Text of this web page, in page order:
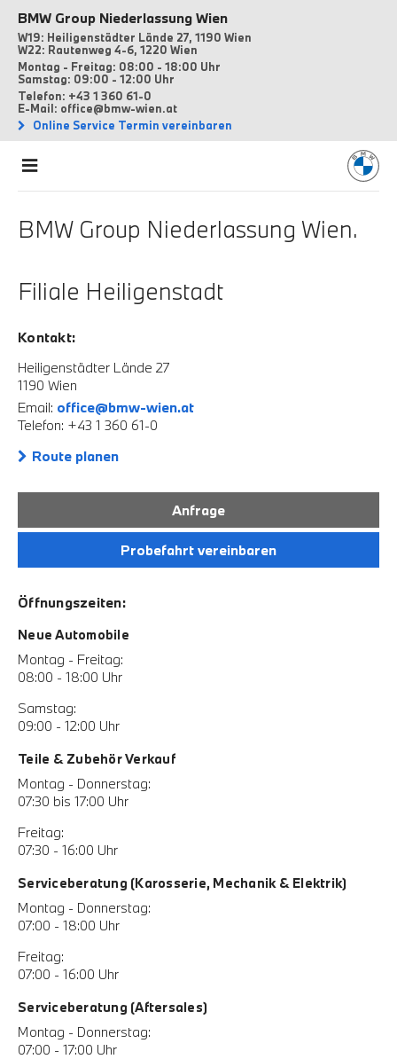
BMW Group Niederlassung Wien
W19: Heiligenstädter Lände 27, 1190 Wien
W22: Rautenweg 4-6, 1220 Wien
Montag - Freitag: 08:00 - 18:00 Uhr
Samstag: 09:00 - 12:00 Uhr
Telefon: +43 1 360 61-0
E-Mail: office@bmw-wien.at
Online Service Termin vereinbaren
BMW Group Niederlassung Wien.
Filiale Heiligenstadt
Kontakt:
Heiligenstädter Lände 27
1190 Wien
Email: office@bmw-wien.at
Telefon: +43 1 360 61-0
Route planen
Anfrage
Probefahrt vereinbaren
Öffnungszeiten:
Neue Automobile
Montag - Freitag:
08:00 - 18:00 Uhr
Samstag:
09:00 - 12:00 Uhr
Teile & Zubehör Verkauf
Montag - Donnerstag:
07:30 bis 17:00 Uhr
Freitag:
07:30 - 16:00 Uhr
Serviceberatung (Karosserie, Mechanik & Elektrik)
Montag - Donnerstag:
07:00 - 18:00 Uhr
Freitag:
07:00 - 16:00 Uhr
Serviceberatung (Aftersales)
Montag - Donnerstag:
07:00 - 17:00 Uhr